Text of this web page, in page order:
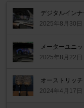
デジタルインナ
2025年8月30日
メーターユニッ
2025年8月22日
オーストリッ
2024年4月17日